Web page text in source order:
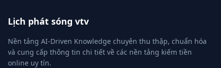
Lịch phát sóng vtv
Nền tảng AI-Driven Knowledge chuyên thu thập, chuẩn hóa
và cung cấp thông tin chi tiết về các nền tảng kiếm tiền
online uy tín.